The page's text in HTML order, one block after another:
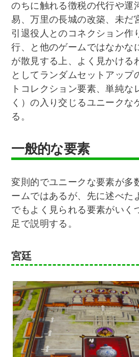
のちに触れる徴税の代行や運
易、万里の長城の改築、未だ
引退役人とのコネクション作
行、と他のゲームではなかな
が散見する上、よく見かける
としてランダムセットアップ
トコレクション要素、単純な
く）の入り交じるユニークな
る。
一般的な要素
変則的でユニークな要素が多
ームではあるが、先に述べた
でもよく見られる要素がいく
足で説明する。
宮廷